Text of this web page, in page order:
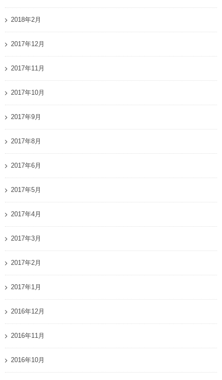
2018年2月
2017年12月
2017年11月
2017年10月
2017年9月
2017年8月
2017年6月
2017年5月
2017年4月
2017年3月
2017年2月
2017年1月
2016年12月
2016年11月
2016年10月